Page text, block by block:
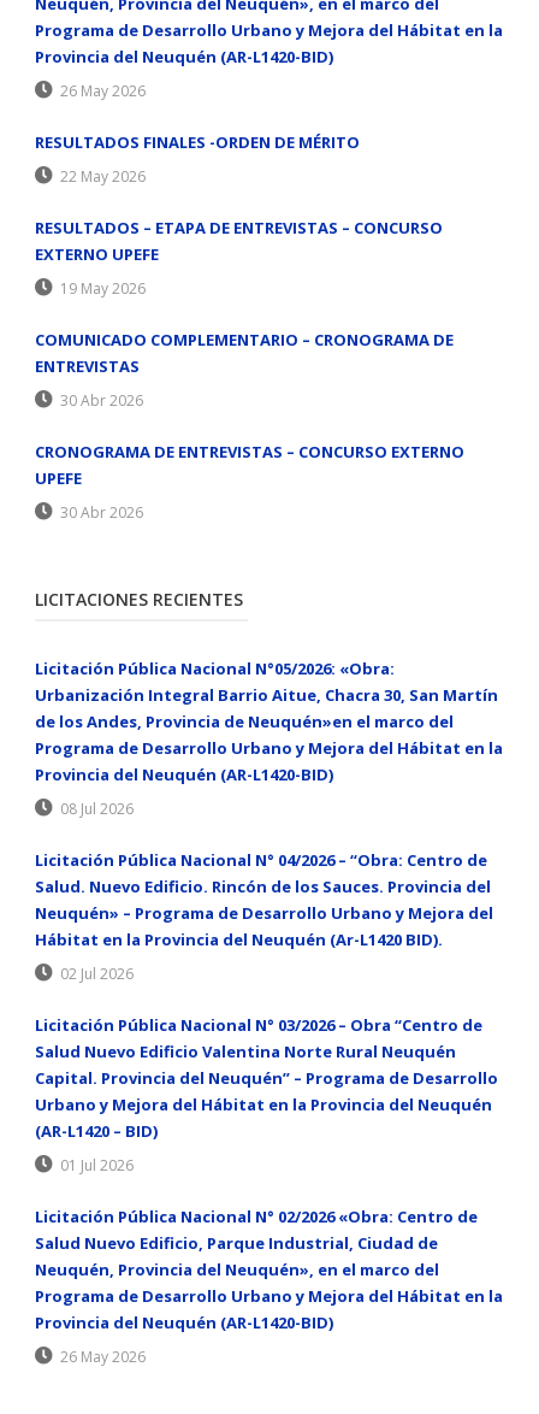
Programa de Desarrollo Urbano y Mejora del Hábitat en la
Provincia del Neuquén (AR-L1420-BID)
26 May 2026
RESULTADOS FINALES -ORDEN DE MÉRITO
22 May 2026
RESULTADOS – ETAPA DE ENTREVISTAS – CONCURSO
EXTERNO UPEFE
19 May 2026
COMUNICADO COMPLEMENTARIO – CRONOGRAMA DE
ENTREVISTAS
30 Abr 2026
CRONOGRAMA DE ENTREVISTAS – CONCURSO EXTERNO
UPEFE
30 Abr 2026
LICITACIONES RECIENTES
Licitación Pública Nacional N°05/2026: «Obra:
Urbanización Integral Barrio Aitue, Chacra 30, San Martín
de los Andes, Provincia de Neuquén»en el marco del
Programa de Desarrollo Urbano y Mejora del Hábitat en la
Provincia del Neuquén (AR-L1420-BID)
08 Jul 2026
Licitación Pública Nacional N° 04/2026 – “Obra: Centro de
Salud. Nuevo Edificio. Rincón de los Sauces. Provincia del
Neuquén» – Programa de Desarrollo Urbano y Mejora del
Hábitat en la Provincia del Neuquén (Ar-L1420 BID).
02 Jul 2026
Licitación Pública Nacional N° 03/2026 – Obra “Centro de
Salud Nuevo Edificio Valentina Norte Rural Neuquén
Capital. Provincia del Neuquén” – Programa de Desarrollo
Urbano y Mejora del Hábitat en la Provincia del Neuquén
(AR-L1420 – BID)
01 Jul 2026
Licitación Pública Nacional N° 02/2026 «Obra: Centro de
Salud Nuevo Edificio, Parque Industrial, Ciudad de
Neuquén, Provincia del Neuquén», en el marco del
Programa de Desarrollo Urbano y Mejora del Hábitat en la
Provincia del Neuquén (AR-L1420-BID)
26 May 2026